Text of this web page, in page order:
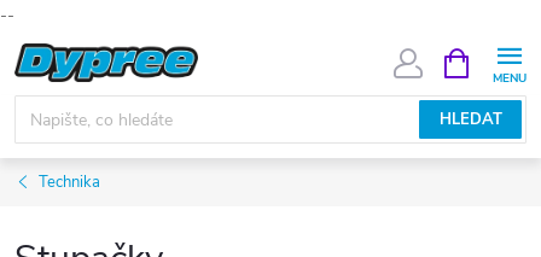
--
Přejít
na
obsah
HLEDAT
NÁKUPNÍ
KOŠÍK
Technika